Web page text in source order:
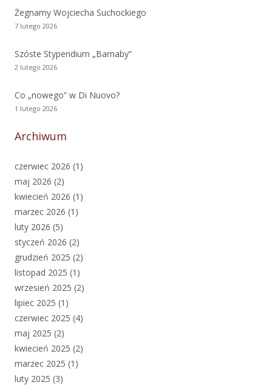
Żegnamy Wojciecha Suchockiego
7 lutego 2026
Szóste Stypendium „Barnaby”
2 lutego 2026
Co „nowego” w Di Nuovo?
1 lutego 2026
Archiwum
czerwiec 2026 (1)
maj 2026 (2)
kwiecień 2026 (1)
marzec 2026 (1)
luty 2026 (5)
styczeń 2026 (2)
grudzień 2025 (2)
listopad 2025 (1)
wrzesień 2025 (2)
lipiec 2025 (1)
czerwiec 2025 (4)
maj 2025 (2)
kwiecień 2025 (2)
marzec 2025 (1)
luty 2025 (3)